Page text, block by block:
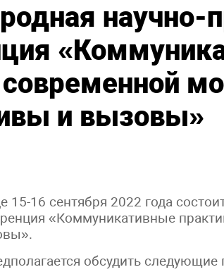
научно-
современной
и вызовы»
16 сентября 2022 года
«Коммуникативные
обсудить